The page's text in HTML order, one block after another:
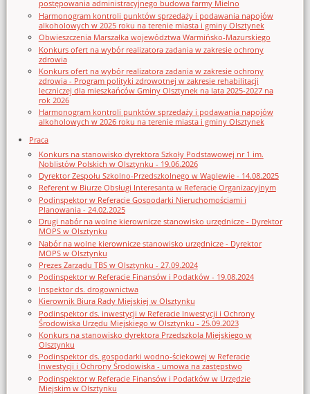
postępowania administracyjnego budowa farmy Mielno
Harmonogram kontroli punktów sprzedaży i podawania napojów
alkoholowych w 2025 roku na terenie miasta i gminy Olsztynek
Obwieszczenia Marszałka województwa Warmińsko-Mazurskiego
Konkurs ofert na wybór realizatora zadania w zakresie ochrony
zdrowia
Konkurs ofert na wybór realizatora zadania w zakresie ochrony
zdrowia - Program polityki zdrowotnej w zakresie rehabilitacji
leczniczej dla mieszkańców Gminy Olsztynek na lata 2025-2027 na
rok 2026
Harmonogram kontroli punktów sprzedaży i podawania napojów
alkoholowych w 2026 roku na terenie miasta i gminy Olsztynek
Praca
Konkurs na stanowisko dyrektora Szkoły Podstawowej nr 1 im.
Noblistów Polskich w Olsztynku - 19.06.2026
Dyrektor Zespołu Szkolno-Przedszkolnego w Waplewie - 14.08.2025
Referent w Biurze Obsługi Interesanta w Referacie Organizacyjnym
Podinspektor w Referacie Gospodarki Nieruchomościami i
Planowania - 24.02.2025
Drugi nabór na wolne kierownicze stanowisko urzędnicze - Dyrektor
MOPS w Olsztynku
Nabór na wolne kierownicze stanowisko urzędnicze - Dyrektor
MOPS w Olsztynku
Prezes Zarządu TBS w Olsztynku - 27.09.2024
Podinspektor w Referacie Finansów i Podatków - 19.08.2024
Inspektor ds. drogownictwa
Kierownik Biura Rady Miejskiej w Olsztynku
Podinspektor ds. inwestycji w Referacie Inwestycji i Ochrony
Środowiska Urzędu Miejskiego w Olsztynku - 25.09.2023
Konkurs na stanowisko dyrektora Przedszkola Miejskiego w
Olsztynku
Podinspektor ds. gospodarki wodno-ściekowej w Referacie
Inwestycji i Ochrony Środowiska - umowa na zastępstwo
Podinspektor w Referacie Finansów i Podatków w Urzędzie
Miejskim w Olsztynku